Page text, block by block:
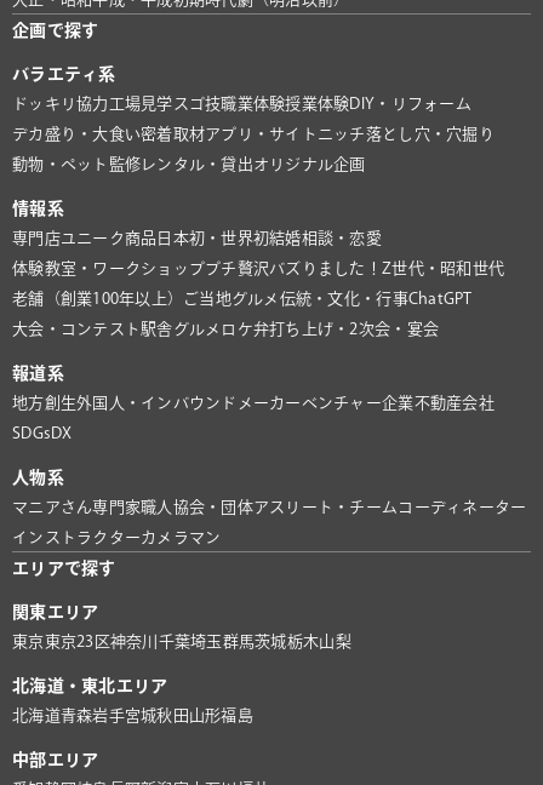
企画で探す
バラエティ系
ドッキリ協力 工場見学 スゴ技職業体験授業体験 DIY・リフォーム
デカ盛り・大食い密着取材アプリ・サイト ニッチ落とし穴・穴掘り
動物・ペット 監修 レンタル・貸出オリジナル企画
情報系
専門店ユニーク商品 日本初・世界初結婚相談・恋愛
体験教室・ワークショッププチ贅沢バズりました！ Z世代・昭和世代
老舗（創業100年以上）
ご当地グルメ 伝統・文化・行事ChatGPT
大会・コンテスト 駅舎グルメ ロケ弁打ち上げ・2次会・宴会
報道系
地方創生外国人・インバウンド メーカー ベンチャー企業不動産会社
SDGs DX
人物系
マニアさん専門家 職人 協会・団体アスリート・チーム コーディネーター
インストラクターカメラマン
エリアで探す
関東エリア
東京 東京23区神奈川 千葉埼玉群馬茨城栃木山梨
北海道・東北エリア
北海道青森岩手宮城秋田 山形福島
中部エリア